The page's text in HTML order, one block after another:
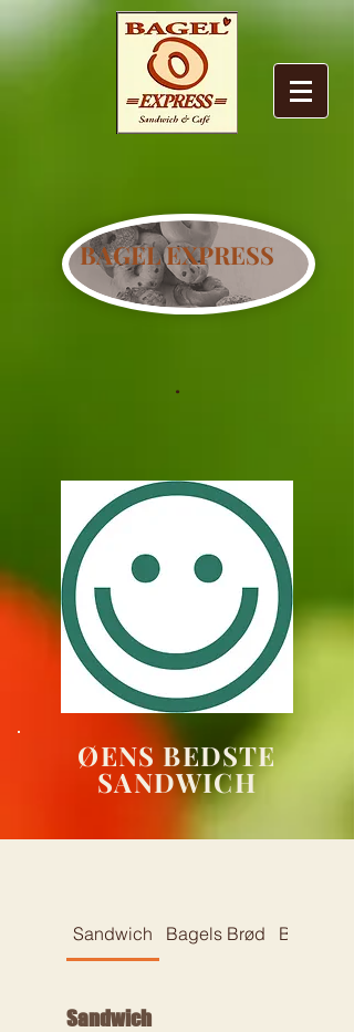
BAGEL EXPRESS
.
ØENS BEDSTE
SANDWICH
Sandwich Bagels Brød Bagel
Sandwich